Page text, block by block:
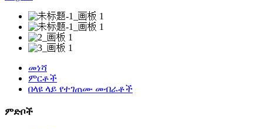
መነሻ
ምርቶች
በላዩ ላይ የተገጠሙ መብራቶች
ምድቦች